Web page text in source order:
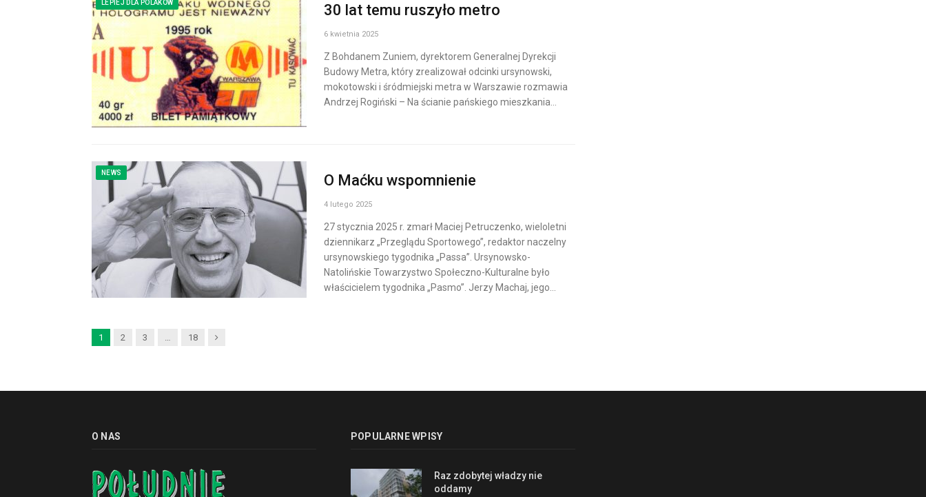
LEPIEJ DLA POLAKÓW 30 lat temu ruszyło metro
6 kwietnia 2025
Z Bohdanem Zuniem, dyrektorem Generalnej Dyrekcji
Budowy Metra, który zrealizował odcinki ursynowski,
mokotowski i śródmiejski metra w Warszawie rozmawia
Andrzej Rogiński – Na ścianie pańskiego mieszkania…
NEWS O Maćku wspomnienie
4 lutego 2025
27 stycznia 2025 r. zmarł Maciej Petruczenko, wieloletni
dziennikarz „Przeglądu Sportowego”, redaktor naczelny
ursynowskiego tygodnika „Passa”. Ursynowsko-
Natolińskie Towarzystwo Społeczno-Kulturalne było
właścicielem tygodnika „Pasmo”. Jerzy Machaj, jego…
1 2 3 … 18 Next
O NAS POPULARNE WPISY
Raz zdobytej władzy nie
oddamy